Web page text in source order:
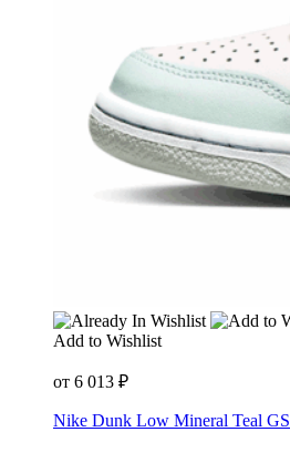
Add to Wishlist
от 6 013 ₽
Nike Dunk Low Mineral Teal GS